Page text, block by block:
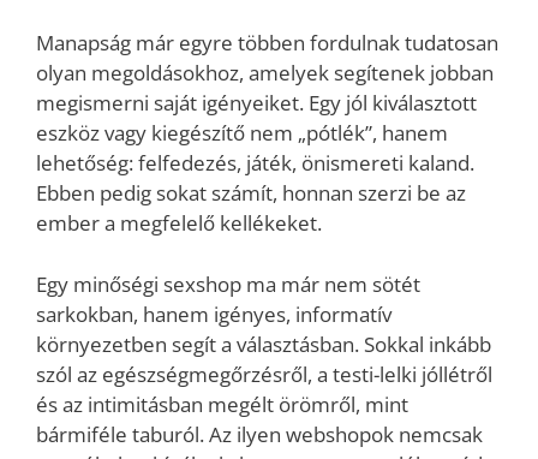
Manapság már egyre többen fordulnak tudatosan
olyan megoldásokhoz, amelyek segítenek jobban
megismerni saját igényeiket. Egy jól kiválasztott
eszköz vagy kiegészítő nem „pótlék”, hanem
lehetőség: felfedezés, játék, önismereti kaland.
Ebben pedig sokat számít, honnan szerzi be az
ember a megfelelő kellékeket.
Egy minőségi sexshop ma már nem sötét
sarkokban, hanem igényes, informatív
környezetben segít a választásban. Sokkal inkább
szól az egészségmegőrzésről, a testi-lelki jóllétről
és az intimitásban megélt örömről, mint
bármiféle taburól. Az ilyen webshopok nemcsak